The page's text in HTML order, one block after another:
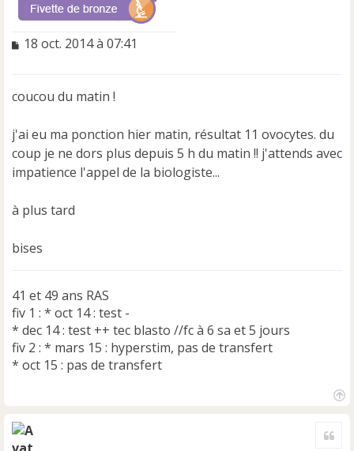
M
a
e
n
o
n
u
18 oct. 2014 à 07:41
coucou du matin !
j'ai eu ma ponction hier matin, résultat 11 ovocytes. du
coup je ne dors plus depuis 5 h du matin !! j'attends avec
impatience l'appel de la biologiste...
à plus tard
bises
41 et 49 ans RAS
fiv 1 : * oct 14 : test -
* dec 14 : test ++ tec blasto //fc à 6 sa et 5 jours
fiv 2 : * mars 15 : hyperstim, pas de transfert
* oct 15 : pas de transfert